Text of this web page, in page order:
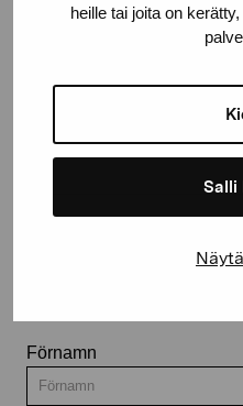
heille tai joita on
Salli
Håll dig
Förnamn